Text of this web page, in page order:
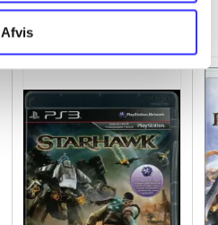
Afvis